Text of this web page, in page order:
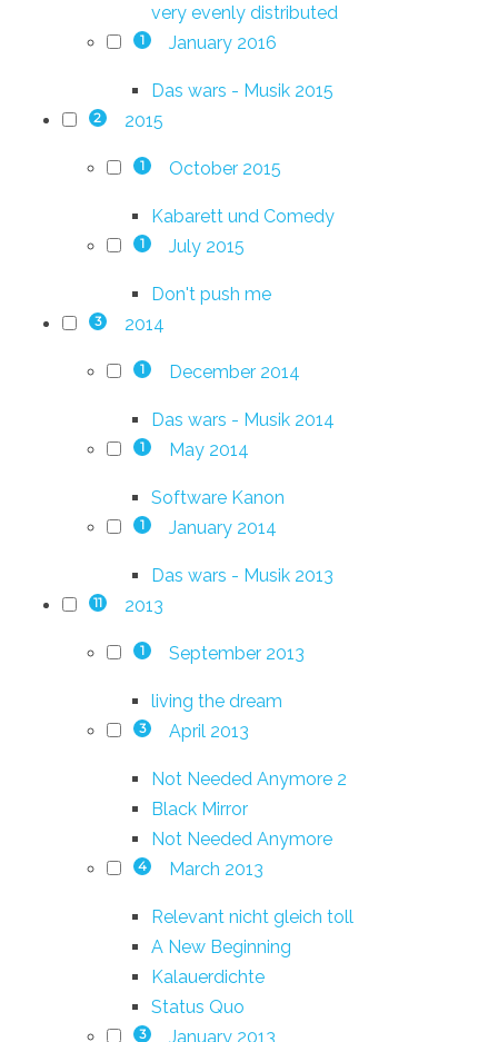
very evenly distributed
1 January 2016
Das wars - Musik 2015
2 2015
1 October 2015
Kabarett und Comedy
1 July 2015
Don't push me
3 2014
1 December 2014
Das wars - Musik 2014
1 May 2014
Software Kanon
1 January 2014
Das wars - Musik 2013
11 2013
1 September 2013
living the dream
3 April 2013
Not Needed Anymore 2
Black Mirror
Not Needed Anymore
4 March 2013
Relevant nicht gleich toll
A New Beginning
Kalauerdichte
Status Quo
3 January 2013